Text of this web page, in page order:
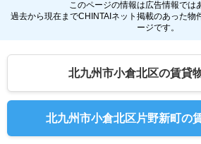
物件特集か
TOP
このページの情報は広告情報では
過去から現在までCHINTAIネット掲載のあった物
ージです。
北九州市小倉北区の賃貸
北九州市小倉北区片野新町の